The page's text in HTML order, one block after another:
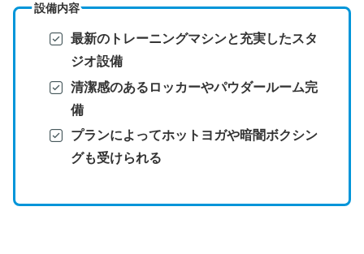
設備内容
最新のトレーニングマシンと充実したスタ
ジオ設備
清潔感のあるロッカーやパウダールーム完
備
プランによってホットヨガや暗闇ボクシン
グも受けられる